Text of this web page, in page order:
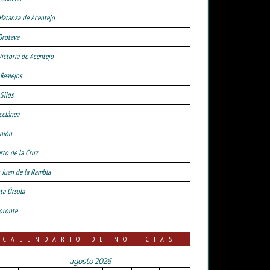
de Acentejo
de Acentejo
de la Cruz
Juan de la Rambla
Úrsula
CALENDARIO DE NOTICIAS
agosto 2026